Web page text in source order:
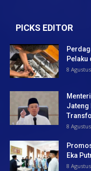
PICKS EDITOR
Pelaku
8
Jateng
8
Eka
8